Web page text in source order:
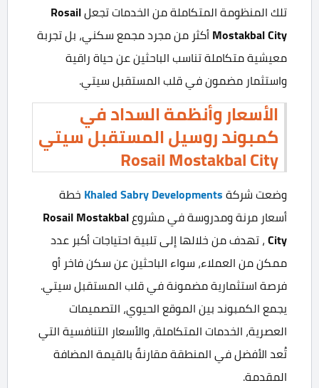
تلك المنظومة المتكاملة من الخدمات تجعلRosail
Mostakbal Cityأكثر من مجرد مجمع سكني، بل تجربة
معيشية متكاملة تناسب الباحثين عن حياة راقية
واستثمار مضمون في قلب المستقبل سيتي.
الأسعار وأنظمة السداد في
كمبوند روسيل المستقبل سيتي
Rosail Mostakbal City
وضعت شركةKhaled Sabry Developments خطة
أسعار مرنة ومدروسة في مشروعRosail Mostakbal
City، تهدف من خلالها إلى تلبية احتياجات أكبر عدد
ممكن من العملاء، سواء الباحثين عن سكن فاخر أو
فرصة استثمارية مضمونة في قلب المستقبل سيتي.
يجمع الكمبوند بين الموقع الحيوي، التصميمات
العصرية، الخدمات المتكاملة، والأسعار التنافسية التي
تُعد الأفضل في المنطقة مقارنةً بالقيمة المضافة
المقدمة.